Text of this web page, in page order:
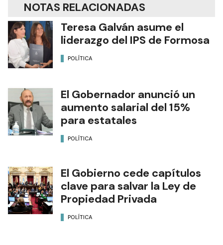
NOTAS RELACIONADAS
Teresa Galván asume el
liderazgo del IPS de Formosa
POLÍTICA
El Gobernador anunció un
aumento salarial del 15%
para estatales
POLÍTICA
El Gobierno cede capítulos
clave para salvar la Ley de
Propiedad Privada
POLÍTICA